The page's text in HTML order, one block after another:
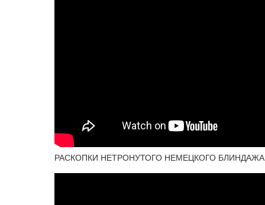
РАСКОПКИ НЕТРОНУТОГО НЕМЕЦКОГО